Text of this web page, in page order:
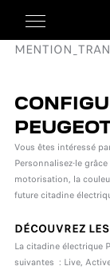
Vous êtes intéressé
Personnalisez-le
motorisation, la
future citadine
DÉCOUVREZ
La citadine électrique
suivantes : Live,